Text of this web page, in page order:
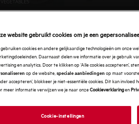
website gebruikt cookies om je een
cookies en andere gelijkaardige technologieën om onze
Daarnaast delen we informatie over je gebruik
en analytics. Door te klikken op ‘Alle cookies accepteren’,
op de website, speciale aanbiedingen op maat
accepteren’, blokkeer je niet-essentiële cookies. Dit kan
meer informatie verwijzen we je naar onzeCookieverklaringen
Cookie-instellingen